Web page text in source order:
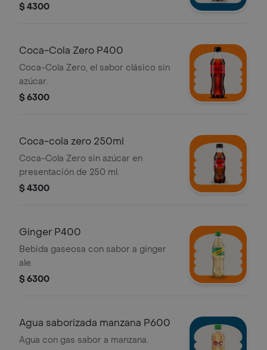
$ 4300
Coca-Cola Zero P400
Coca-Cola Zero, el sabor clásico sin
azúcar.
$ 6300
Coca-cola zero 250ml
Coca-Cola Zero sin azúcar en
presentación de 250 ml.
$ 4300
Ginger P400
Bebida gaseosa con sabor a ginger
ale.
$ 6300
Agua saborizada manzana P600
Agua con gas sabor a manzana.